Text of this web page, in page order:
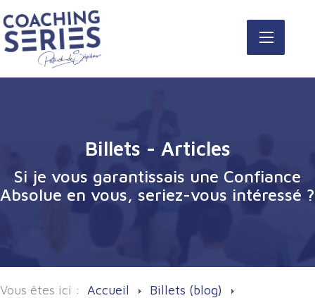
Billets - Articles
Si je vous garantissais une Confiance
Absolue en vous, seriez-vous intéressé ?
Vous êtes ici : Accueil
Billets (blog)